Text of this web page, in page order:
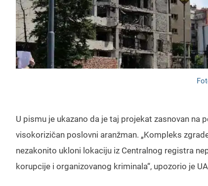
U pismu je ukazano da je taj projekat zasnovan
visokorizičan poslovni aranžman. „Kompleks
nezakonito ukloni lokaciju iz Centralnog registra
korupcije i organizovanog kriminala“, upozorio je